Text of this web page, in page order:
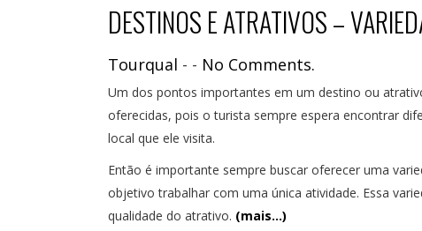
DESTINOS E ATRATIVOS –
Tourqual - - No Comments.
Um dos pontos importantes em um destino ou
oferecidas, pois o turista sempre espera encontrar
local que ele visita.
Então é importante sempre buscar oferecer uma
objetivo trabalhar com uma única atividade. Essa
qualidade do atrativo. (mais…)